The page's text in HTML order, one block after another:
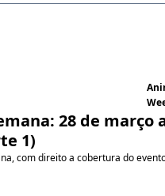
28 de março
1)
com direito a cobertura do